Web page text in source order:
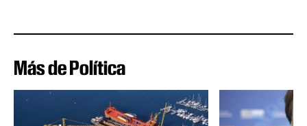
Más de Política